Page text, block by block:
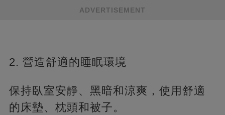
ADVERTISEMENT
2. 營造舒適的睡眠環境
保持臥室安靜、黑暗和涼爽，使用舒適
的床墊、枕頭和被子。